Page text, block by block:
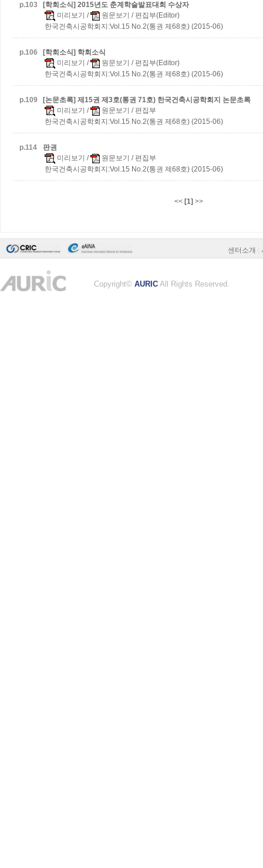
p.103
[학회소식] 2015년도 춘계학술발표대회 수상자
미리보기 / 원문보기 / 편집부(Editor)
한국건축시공학회지:Vol.15 No.2(통권 제68호) (2015-06)
p.106
[학회소식] 학회소식
미리보기 / 원문보기 / 편집부(Editor)
한국건축시공학회지:Vol.15 No.2(통권 제68호) (2015-06)
p.109
[논문초록] 제15권 제3호(통권 71호) 한국건축시공학회지 논문초록
미리보기 / 원문보기 / 편집부
한국건축시공학회지:Vol.15 No.2(통권 제68호) (2015-06)
p.114
판권
미리보기 / 원문보기 / 편집부
한국건축시공학회지:Vol.15 No.2(통권 제68호) (2015-06)
<< [1] >>
센터소개
Copyright© AURIC All Rights Reserved.